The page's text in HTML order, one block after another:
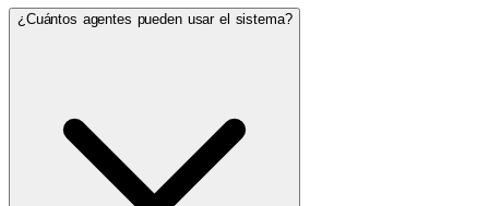
¿Cuántos agentes pueden usar el sistema?